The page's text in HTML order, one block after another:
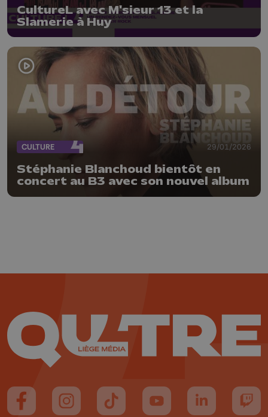
CultureL avec M'sieur 13 et la
Slamerie à Huy
CULTURE 29/01/2026
Stéphanie Blanchoud bientôt en
concert au B3 avec son nouvel album
Suivez-nous sur FaceBook
Suivez-nous sur Instagram
Suivez-nous sur TikTok
Suivez-nous sur YouTube
Suivez-nous